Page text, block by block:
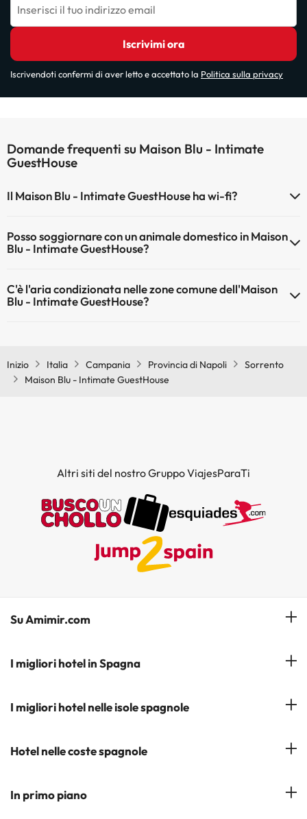
Inserisci il tuo indirizzo email
Iscrivimi ora
Iscrivendoti confermi di aver letto e accettato la Politica sulla privacy
Domande frequenti su Maison Blu - Intimate
GuestHouse
Il Maison Blu - Intimate GuestHouse ha wi-fi?
Posso soggiornare con un animale domestico in Maison
Blu - Intimate GuestHouse?
C'è l'aria condizionata nelle zone comune dell'Maison
Blu - Intimate GuestHouse?
Inizio
Italia Campania Provincia di Napoli
Sorrento
Maison Blu - Intimate GuestHouse
Altri siti del nostro Gruppo ViajesParaTi
Su Amimir.com
Il Nostro Team
Iscrivetevi alla nostra newsletter
I migliori hotel in Spagna
Hotel a Salou
Hotel a Cádiz
I migliori hotel nelle isole spagnole
Hotel a Tenerife
Hotel a Maiorca
Hotel nelle coste spagnole
Costa del Sol
In primo piano